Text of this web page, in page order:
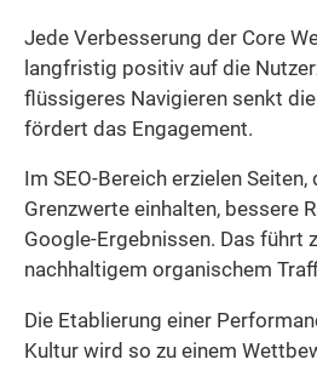
Jede Verbesserung der Core
langfristig positiv auf die
flüssigeres Navigieren senkt
fördert das Engagement.
Im SEO-Bereich erzielen
Grenzwerte einhalten, bessere
Google-Ergebnissen. Das führt
nachhaltigem organischem
Die Etablierung einer
Kultur wird so zu einem